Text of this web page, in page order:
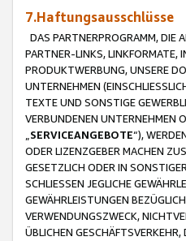
7.Haftungsausschlüsse
DAS PARTNERPROGRAMM, DIE
PARTNER-LINKS, LINKFORMATE,
PRODUKTWERBUNG, UNSERE
UNTERNEHMEN
TEXTE UND SONSTIGE
VERBUNDENEN UNTERNEHMEN
SERVICEANGEBOTE“),
ODER LIZENZGEBER MACHEN
GESETZLICH ODER IN
SCHLIESSEN JEGLICHE
GEWÄHRLEISTUNGEN
VERWENDUNGSZWECK,
ÜBLICHEN